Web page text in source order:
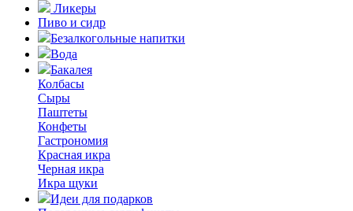
Ликеры
Пиво и сидр
Безалкогольные напитки
Вода
Бакалея
Колбасы
Сыры
Паштеты
Конфеты
Гастрономия
Красная икра
Черная икра
Икра щуки
Идеи для подарков